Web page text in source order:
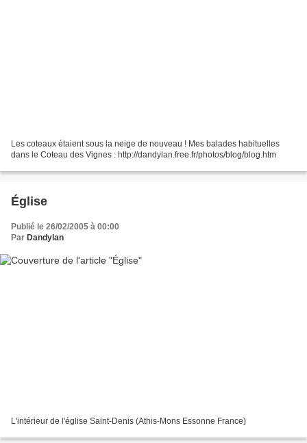
Les coteaux étaient sous la neige de nouveau ! Mes balades habituelles
dans le Coteau des Vignes : http://dandylan.free.fr/photos/blog/blog.htm
Église
Publié le 26/02/2005 à 00:00
Par Dandylan
L'intérieur de l'église Saint-Denis (Athis-Mons Essonne France)